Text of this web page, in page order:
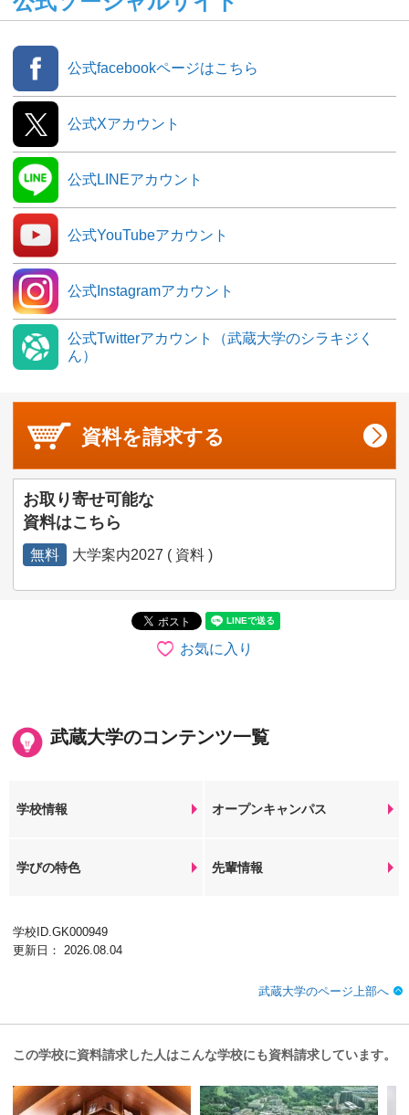
公式facebookページはこちら
公式Xアカウント
公式LINEアカウント
公式YouTubeアカウント
公式Instagramアカウント
公式Twitterアカウント（武蔵大学のシラキジく
ん）
資料を請求する
お取り寄せ可能な
資料はこちら
無料 大学案内2027 ( 資料 )
お気に入り
武蔵大学のコンテンツ一覧
学校情報 オープンキャンパス
学びの特色 先輩情報
学校ID.GK000949
更新日： 2026.08.04
武蔵大学のページ上部へ
この学校に資料請求した人はこんな学校にも資料請求しています。